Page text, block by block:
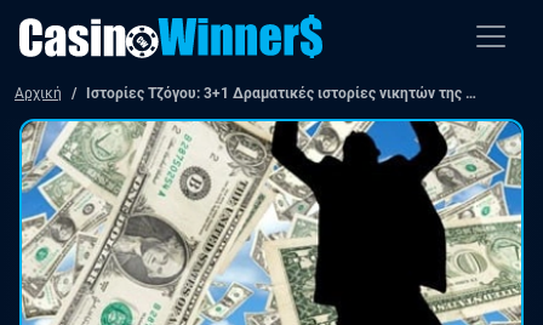
Αρχική Ιστορίες Τζόγου: 3+1 Δραματικές ιστορίες νικητών της Λοταρίας